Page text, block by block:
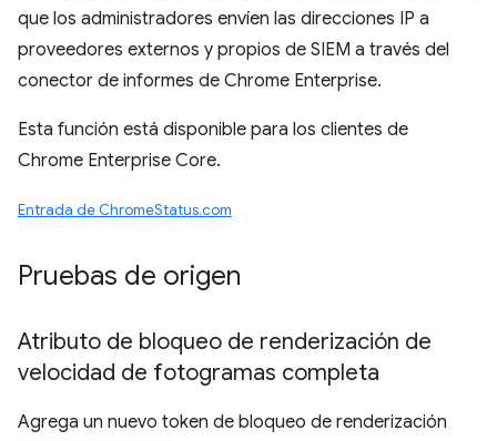
que los administradores envíen las direcciones IP a
proveedores externos y propios de SIEM a través del
conector de informes de Chrome Enterprise.
Esta función está disponible para los clientes de
Chrome Enterprise Core.
Entrada de ChromeStatus.com
Pruebas de origen
Atributo de bloqueo de renderización de
velocidad de fotogramas completa
Agrega un nuevo token de bloqueo de renderización